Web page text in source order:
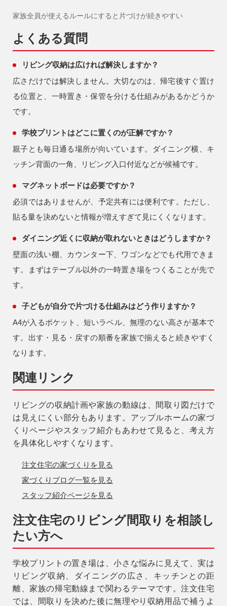
家族全員が使えるルールにすると片づけが続きやすい
よくある質問
リビング収納は広ければ解決しますか？
広さだけでは解決しません。大切なのは、帰宅後すぐ置け
る位置と、一時置き・保管を分ける仕組みがあるかどうか
です。
学校プリントはどこに置くのが正解ですか？
親子とも毎日通る場所が向いています。ダイニング横、キ
ッチン背面の一角、リビング入口付近などが候補です。
マグネットボードは必要ですか？
必須ではありませんが、予定共有には便利です。ただし、
貼る量を決めないと情報が増えすぎて見にくくなります。
ダイニング近くに収納が取れないときはどうしますか？
壁面の浅い棚、カウンター下、ワゴンなどでも代用できま
す。まずはテーブル以外の一時置き場をつくることが先で
す。
子どもが自分で片づける仕組みはどう作りますか？
A4が入るポケット、短いラベル、無理のない高さが基本で
す。出す・見る・戻すの順番を家族で揃えると続きやすく
なります。
関連リンク
リビングの収納計画や家族の動線は、間取り図だけで
は見えにくい部分もあります。アップルホームの家づ
くりページやスタッフ紹介もあわせて見ると、考え方
を具体化しやすくなります。
注文住宅の家づくりを見る
家づくりブログ一覧を見る
スタッフ紹介ページを見る
注文住宅のリビング間取りを相談し
たい方へ
学校プリントの置き場は、小さな悩みに見えて、実は
リビング収納、ダイニングの広さ、キッチンとの距
離、家族の帰宅動線まで関わるテーマです。注文住宅
では、間取りを決めた後に無理やり収納用品で補うよ